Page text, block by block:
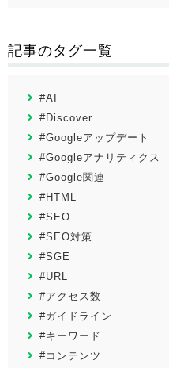
記事のタグ一覧
#AI
#Discover
#Googleアップデート
#Googleアナリティクス
#Google関連
#HTML
#SEO
#SEO対策
#SGE
#URL
#アクセス数
#ガイドライン
#キーワード
#コンテンツ